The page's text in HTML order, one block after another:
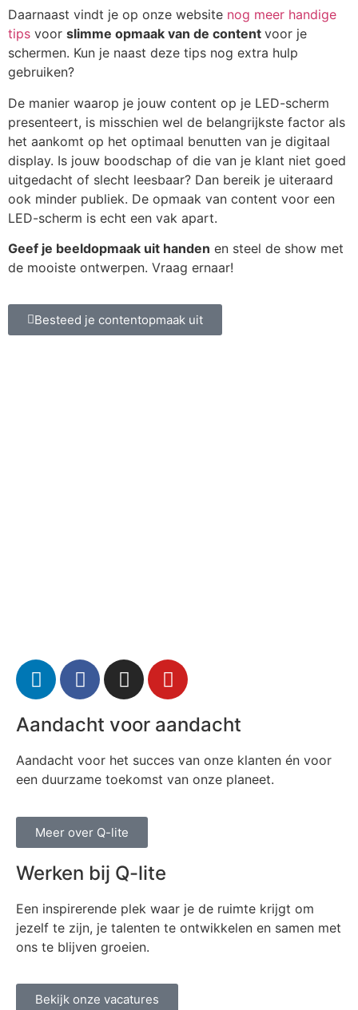
Daarnaast vindt je op onze website nog meer handige
tips voor slimme opmaak van de content voor je
schermen. Kun je naast deze tips nog extra hulp
gebruiken?
De manier waarop je jouw content op je LED-scherm
presenteert, is misschien wel de belangrijkste factor als
het aankomt op het optimaal benutten van je digitaal
display. Is jouw boodschap of die van je klant niet goed
uitgedacht of slecht leesbaar? Dan bereik je uiteraard
ook minder publiek. De opmaak van content voor een
LED-scherm is echt een vak apart.
Geef je beeldopmaak uit handen en steel de show met
de mooiste ontwerpen. Vraag ernaar!
Besteed je contentopmaak uit
Aandacht voor aandacht
Aandacht voor het succes van onze klanten én voor
een duurzame toekomst van onze planeet.
Meer over Q-lite
Werken bij Q-lite
Een inspirerende plek waar je de ruimte krijgt om
jezelf te zijn, je talenten te ontwikkelen en samen met
ons te blijven groeien.
Bekijk onze vacatures